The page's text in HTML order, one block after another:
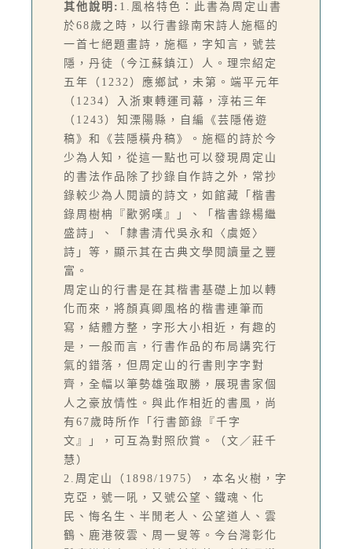
其他說明: 1.風格特色：此書為周定山書
於68歲之時，以行書錄南宋詩人施樞的
一首七絕題畫詩，施樞，字知言，號芸
隱，丹徒（今江蘇鎮江）人。理宗紹定
五年（1232）應鄉試，未第。端平元年
（1234）入浙東轉運司幕，淳祐三年
（1243）知溧陽縣，自編《芸隱倦遊
稿》和《芸隱橫舟稿》。施樞的詩於今
少為人知，從這一點也可以發現周定山
的書法作品除了抄錄自作詩之外，常抄
錄較少為人閱讀的詩文，如館藏「楷書
錄周樹柟『歠粥嘆』」、「楷書錄楊繼
盛詩」、「隸書清代吳永和〈虞姬〉
詩」等，顯示其在古典文學閱讀量之豐
富。
周定山的行書是在其楷書基礎上加以轉
化而來，將顏真卿風格的楷書連筆而
寫，結體方整，字形大小相近，有趣的
是，一般而言，行書作品的布局講究行
氣的錯落，但周定山的行書則字字對
齊，全幅以筆勢雄強取勝，展現書家個
人之豪放情性。與此作相近的書風，尚
有67歲時所作「行書節錄『千字
文』」，可互為對照欣賞。（文／莊千
慧）
2.周定山（1898/1975），本名火樹，字
克亞，號一吼，又號公望、鐵魂、化
民、悔名生、半閒老人、公望道人、雲
鶴、鹿港筱雲、周一叟等。今台灣彰化